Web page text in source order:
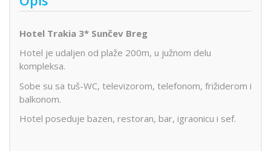
Hotel Trakia 3* Sunčev Breg
Hotel je udaljen od plaže 200m, u južnom delu
kompleksa.
Sobe su sa tuš-WC, televizorom, telefonom, frižiderom i
balkonom.
Hotel poseduje bazen, restoran, bar, igraonicu i sef.